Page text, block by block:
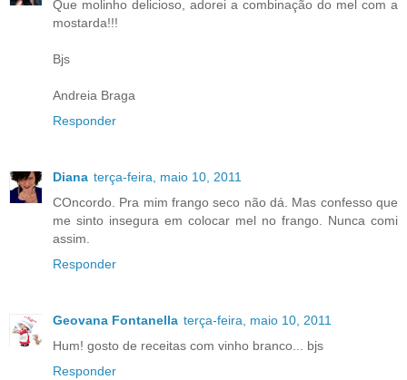
Que molinho delicioso, adorei a combinação do mel com a
mostarda!!!
Bjs
Andreia Braga
Responder
Diana terça-feira, maio 10, 2011
COncordo. Pra mim frango seco não dá. Mas confesso que
me sinto insegura em colocar mel no frango. Nunca comi
assim.
Responder
Geovana Fontanella terça-feira, maio 10, 2011
Hum! gosto de receitas com vinho branco... bjs
Responder